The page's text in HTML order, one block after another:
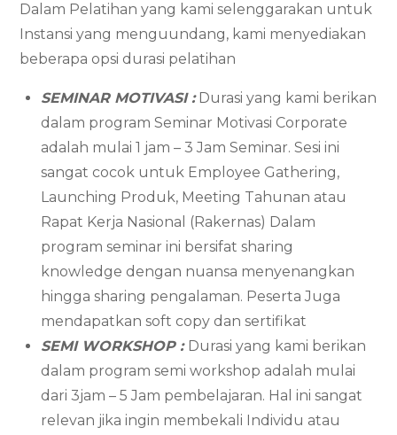
Dalam Pelatihan yang kami selenggarakan untuk
Instansi yang menguundang, kami menyediakan
beberapa opsi durasi pelatihan
SEMINAR MOTIVASI :Durasi yang kami berikan
dalam program Seminar Motivasi Corporate
adalah mulai 1 jam – 3 Jam Seminar. Sesi ini
sangat cocok untuk Employee Gathering,
Launching Produk, Meeting Tahunan atau
Rapat Kerja Nasional (Rakernas) Dalam
program seminar ini bersifat sharing
knowledge dengan nuansa menyenangkan
hingga sharing pengalaman. Peserta Juga
mendapatkan soft copy dan sertifikat
SEMI WORKSHOP : Durasi yang kami berikan
dalam program semi workshop adalah mulai
dari 3jam – 5 Jam pembelajaran. Hal ini sangat
relevan jika ingin membekali Individu atau